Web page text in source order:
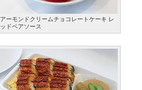
アーモンドクリームチョコレートケーキ レ
ッドペアソース